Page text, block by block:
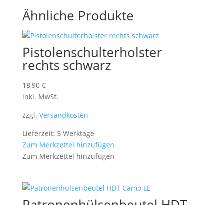
Ähnliche Produkte
Pistolenschulterholster
rechts schwarz
18,90 €
inkl. MwSt.
zzgl. Versandkosten
Lieferzeit: 5 Werktage
Zum Merkzettel hinzufügen
Zum Merkzettel hinzufügen